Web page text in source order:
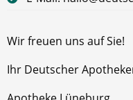
Wir freuen uns auf Sie!
Ihr Deutscher